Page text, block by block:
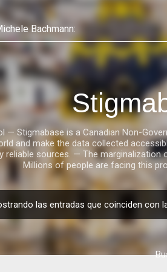
Ir al contenido
— Stigmabase is a Canadian Non-
and make the data collected
reliable sources. — The
Millions of people are facing this
las entradas que coinciden con